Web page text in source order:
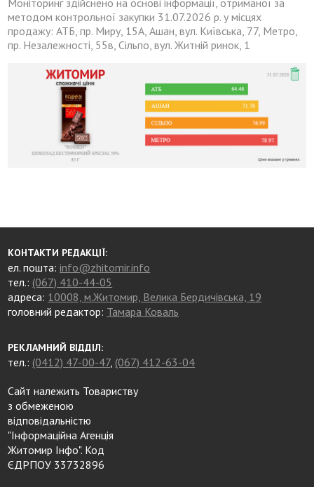
Моніторинг здійснено на основі інформації, отриманої за
методом контрольної закупки 31.07.2026 р. у місцях
продажу: АТБ, пр. Миру, 15А, Ашан, вул. Київська, 77, Метро,
пр. Незалежності, 55в, Сільпо, вул. Житній ринок, 1
КОНТАКТИ РЕДАКЦІЇ:
ел. пошта:info@zhitomir.info
тел.: (067) 410-44-05
адреса: 10008, м.Житомир, Велика Бердичівська, 19
головний редактор: Тамара Коваль
РЕКЛАМНИЙ ВІДДІЛ:
тел.: (0412) 47-00-47, (067) 412-63-04
Сайт належить Товариству
з обмеженою
відповідальністю
"Інформаційна Агенція
Житомир Інфо". Код
ЄДРПОУ 33732896